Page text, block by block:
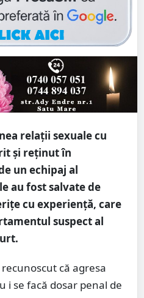
relaţii sexuale cu
şi reţinut în
un echipaj al
au fost salvate de
cu experiență, care
suspect al
că agresa
i se facă dosar penal de